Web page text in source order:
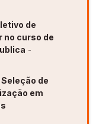
de
no curso de
-
de
em